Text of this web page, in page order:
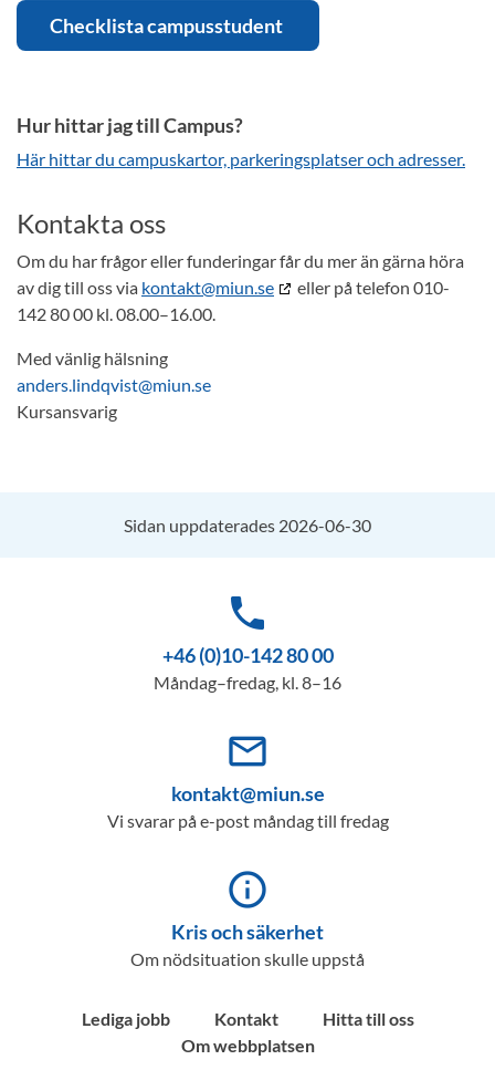
Checklista campusstudent
Hur hittar jag till Campus?
Här hittar du campuskartor, parkeringsplatser och adresser.
Kontakta oss
Om du har frågor eller funderingar får du mer än gärna höra
av dig till oss via kontakt@miun.se
eller på telefon 010-
142 80 00 kl. 08.00–16.00.
Med vänlig hälsning
anders.lindqvist@miun.se
Kursansvarig
Sidan uppdaterades 2026-06-30
phone
+46 (0)10-142 80 00
Måndag–fredag, kl. 8–16
mail_outline
kontakt@miun.se
Vi svarar på e-post måndag till fredag
info_outline
Kris och säkerhet
Om nödsituation skulle uppstå
Lediga jobb Kontakt
Hitta till oss
Om webbplatsen